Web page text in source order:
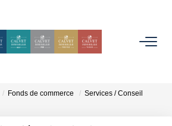
ESTIMER
Fonds de commerce
Services / Conseil